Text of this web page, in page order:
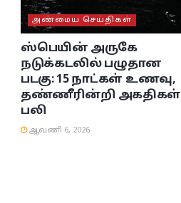
அண்மைய செய்திகள்
ஸ்பெயின் அருகே
நடுக்கடலில் பழுதான
படகு: 15 நாட்கள் உணவு,
தண்ணீரின்றி அகதிகள்
பலி
ஆவணி 6, 2026